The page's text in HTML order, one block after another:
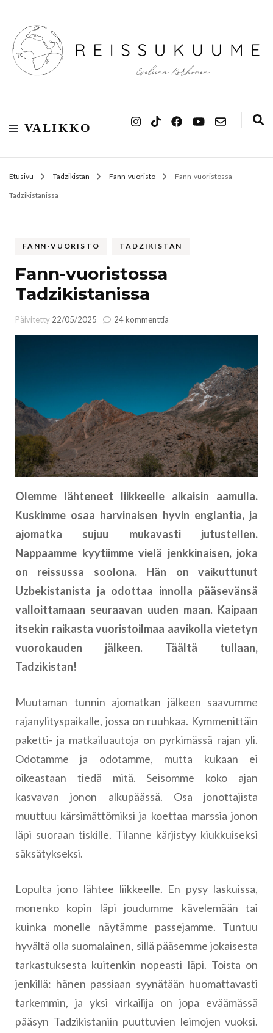
Reissukuume
VALIKKO
Etusivu Tadzikistan Fann-vuoristo Fann-vuoristossa
Tadzikistanissa
FANN-VUORISTO TADZIKISTAN
Fann-vuoristossa
Tadzikistanissa
Päivitetty 22/05/2025 24 kommenttia
Olemme lähteneet liikkeelle aikaisin aamulla.
Kuskimme osaa harvinaisen hyvin englantia, ja
ajomatka sujuu mukavasti jutustellen.
Nappaamme kyytiimme vielä jenkkinaisen, joka
on reissussa soolona. Hän on vaikuttunut
Uzbekistanista ja odottaa innolla pääsevänsä
valloittamaan seuraavan uuden maan. Kaipaan
itsekin raikasta vuoristoilmaa aavikolla vietetyn
vuorokauden jälkeen. Täältä tullaan,
Tadzikistan!
Muutaman tunnin ajomatkan jälkeen saavumme
rajanylityspaikalle, jossa on ruuhkaa. Kymmenittäin
paketti- ja matkailuautoja on pyrkimässä rajan yli.
Odotamme ja odotamme, mutta kukaan ei
oikeastaan tiedä mitä. Seisomme koko ajan
kasvavan jonon alkupäässä. Osa jonottajista
muuttuu kärsimättömiksi ja koettaa marssia jonon
läpi suoraan tiskille. Tilanne kärjistyy kiukkuiseksi
säksätykseksi.
Lopulta jono lähtee liikkeelle. En pysy laskuissa,
monenko kopin läpi joudumme kävelemään tai
kuinka monelle näytämme passejamme. Tuntuu
hyvältä olla suomalainen, sillä pääsemme jokaisesta
tarkastuksesta kuitenkin nopeasti läpi. Toista on
jenkillä: hänen passiaan syynätään huomattavasti
tarkemmin, ja yksi virkailija on jopa eväämässä
pääsyn Tadzikistaniin puuttuvien leimojen vuoksi.